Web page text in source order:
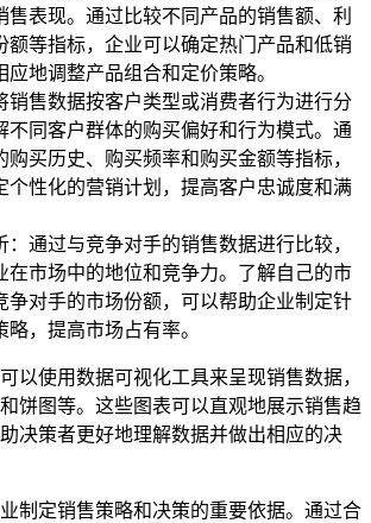
售表现。通过比较不同产品的销售额、利
额等指标，企业可以确定热门产品和低销
应地调整产品组合和定价策略。
销售数据按客户类型或消费者行为进行分
不同客户群体的购买偏好和行为模式。通
购买历史、购买频率和购买金额等指标，
个性化的营销计划，提高客户忠诚度和满
：通过与竞争对手的销售数据进行比较，
在市场中的地位和竞争力。了解自己的市
争对手的市场份额，可以帮助企业制定针
略，提高市场占有率。
以使用数据可视化工具来呈现销售数据，
饼图等。这些图表可以直观地展示销售趋
决策者更好地理解数据并做出相应的决
制定销售策略和决策的重要依据。通过合